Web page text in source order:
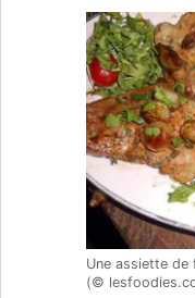
Une assiette de
(©